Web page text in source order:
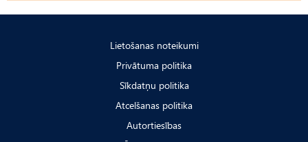
Lietošanas noteikumi
Privātuma politika
Sīkdatņu politika
Atcelšanas politika
Autortiesības